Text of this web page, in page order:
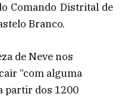
Comando Distrital de
Branco.
de Neve nos
“com alguma
partir dos 1200